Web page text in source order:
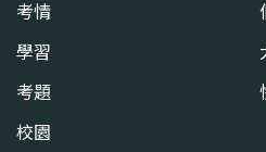
考情
學習
考題
校園